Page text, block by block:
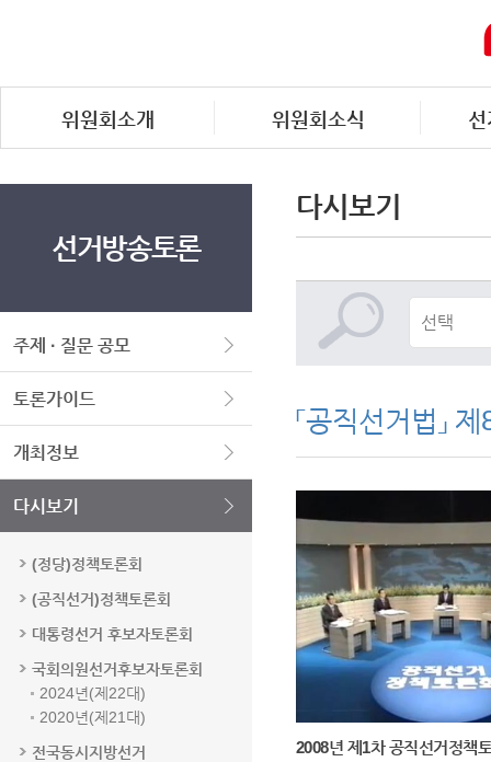
위원회소개 위원회소식
선거방송토론
주제 · 질문 공모
토론가이드
개최정보
다시보기
(정당)정책토론회
(공직선거)정책토론회
대통령선거 후보자토론회
국회의원선거후보자토론회
2024년(제22대)
2020년(제21대)
전국동시지방선거
다시보기
「공직선거법」
2008년 제1차 공직선거정책